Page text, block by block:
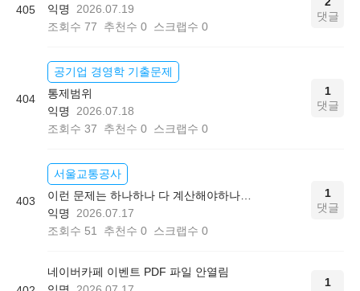
405
익명
2026.07.19
조회수 77 추천수 0 스크랩수 0
댓글
404
공기업 경영학 기출문제
통제범위
익명
2026.07.18
조회수 37 추천수 0 스크랩수 0
1
댓글
403
서울교통공사
익명
2026.07.17
조회수 51 추천수 0 스크랩수 0
1
댓글
네이버카페 이벤트 PDF 파일 안열림
1